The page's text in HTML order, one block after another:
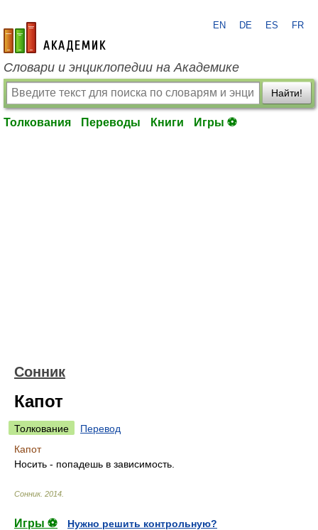
academic.ru
EN DE ES FR
Словари и энциклопедии на Академике
Найти!
Толкования Переводы Книги Игры ⚽
Сонник
Капот
Толкование
Перевод
Капот
Носить - попадешь в зависимость.
Сонник. 2014
Игры ⚽
Нужно решить контрольную?